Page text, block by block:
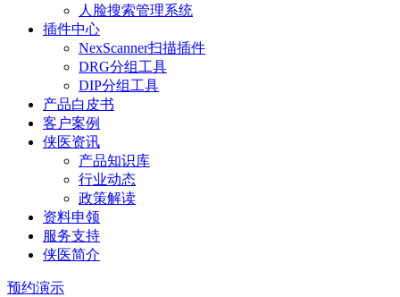
人脸搜索管理系统
插件中心
NexScanner扫描插件
DRG分组工具
DIP分组工具
产品白皮书
客户案例
侠医资讯
产品知识库
行业动态
政策解读
资料申领
服务支持
侠医简介
预约演示